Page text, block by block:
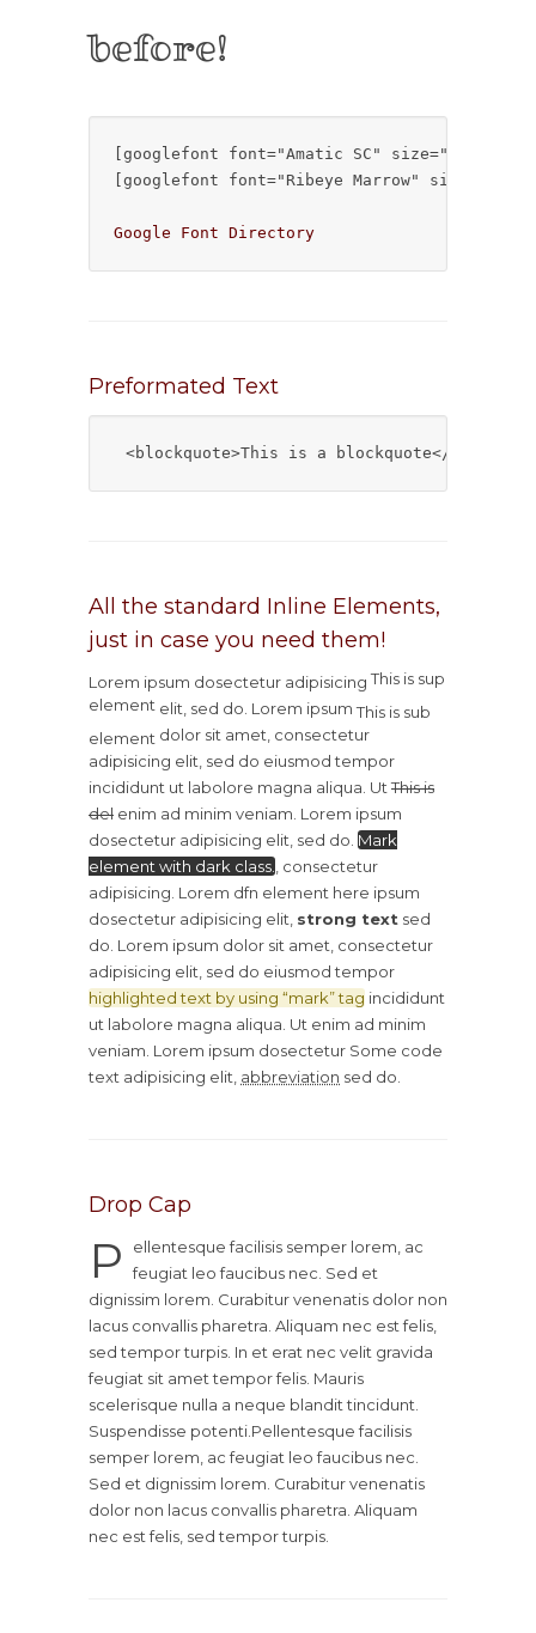
before!
[googlefont font="Amatic SC" size="50px"
[googlefont font="Ribeye Marrow"
Google Font Directory
Preformated Text
<blockquote>This is a blockquote</
All the standard Inline Elements,
just in case you need them!
Lorem ipsum dosectetur adipisicing This is sup
element elit, sed do. Lorem ipsumThis is sub
element dolor sit amet, consectetur
adipisicing elit, sed do eiusmod tempor
incididunt ut labolore magna aliqua. UtThis is
del enim ad minim veniam. Lorem ipsum
dosectetur adipisicing elit, sed do. Mark
element with dark class.
, consectetur
adipisicing. Lorem dfn element here ipsum
dosectetur adipisicing elit, strong text sed
do. Lorem ipsum dolor sit amet, consectetur
adipisicing elit, sed do eiusmod tempor
highlighted text by using “mark” tag incididunt
ut labolore magna aliqua. Ut enim ad minim
veniam. Lorem ipsum dosectetur Some code
text adipisicing elit, abbreviation sed do.
Drop Cap
P
ellentesque facilisis semper lorem, ac
feugiat leo faucibus nec. Sed et
dignissim lorem. Curabitur venenatis dolor non
lacus convallis pharetra. Aliquam nec est felis,
sed tempor turpis. In et erat nec velit gravida
feugiat sit amet tempor felis. Mauris
scelerisque nulla a neque blandit tincidunt.
Suspendisse potenti.Pellentesque facilisis
semper lorem, ac feugiat leo faucibus nec.
Sed et dignissim lorem. Curabitur venenatis
dolor non lacus convallis pharetra. Aliquam
nec est felis, sed tempor turpis.